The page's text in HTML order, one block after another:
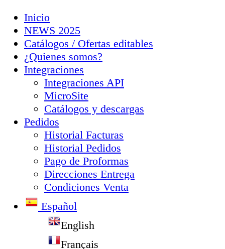
Inicio
NEWS 2025
Catálogos / Ofertas editables
¿Quienes somos?
Integraciones
Integraciones API
MicroSite
Catálogos y descargas
Pedidos
Historial Facturas
Historial Pedidos
Pago de Proformas
Direcciones Entrega
Condiciones Venta
Español
English
Français